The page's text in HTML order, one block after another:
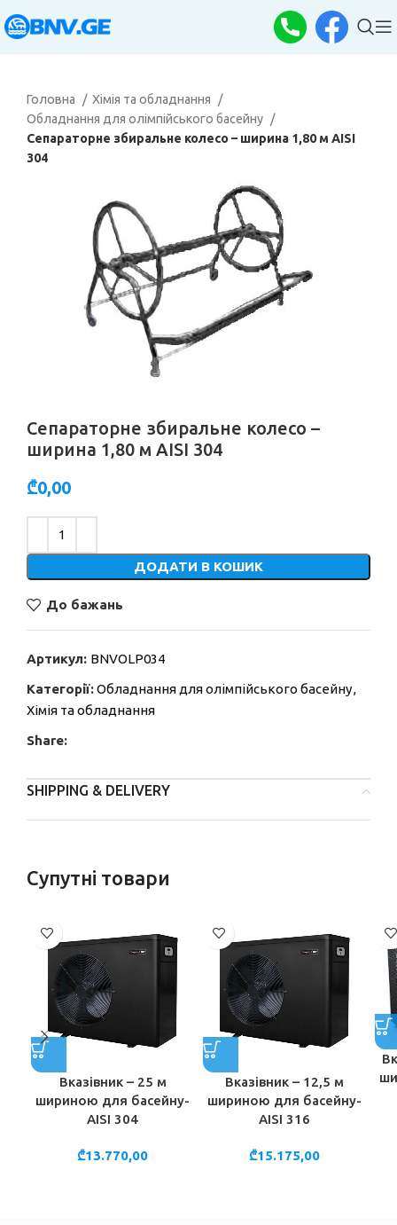
Головна
Хімія та обладнання
Обладнання для олімпійського басейну
Сепараторне збиральне колесо – ширина 1,80 м AISI
304
Сепараторне збиральне колесо –
ширина 1,80 м AISI 304
₾0,00
ДОДАТИ В КОШИК
До бажань
Артикул: BNVOLP034
Категорії:Обладнання для олімпійського басейну,
Хімія та обладнання
Share:
SHIPPING & DELIVERY
Супутні товари
Вказівник – 25 м
шириною для басейну-
AISI 304
₾13.770,00
Вказівник – 12,5 м
шириною для басейну-
AISI 316
₾15.175,00